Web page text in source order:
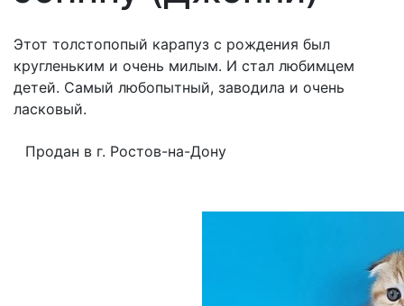
Этот толстопопый карапуз с рождения был
кругленьким и очень милым. И стал любимцем
детей. Самый любопытный, заводила и очень
ласковый.
Продан в г. Ростов-на-Дону